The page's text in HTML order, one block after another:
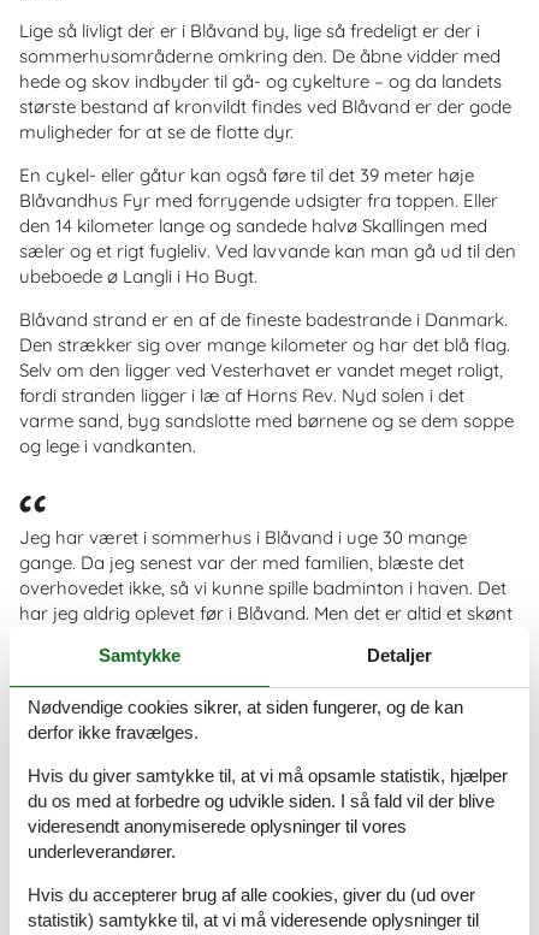
Lige så livligt der er i Blåvand by, lige så fredeligt er der i
sommerhusområderne omkring den. De åbne vidder med
hede og skov indbyder til gå- og cykelture – og da landets
største bestand af kronvildt findes ved Blåvand er der gode
muligheder for at se de flotte dyr.
En cykel- eller gåtur kan også føre til det 39 meter høje
Blåvandhus Fyr med forrygende udsigter fra toppen. Eller
den 14 kilometer lange og sandede halvø Skallingen med
sæler og et rigt fugleliv. Ved lavvande kan man gå ud til den
ubeboede ø Langli i Ho Bugt.
Blåvand strand er en af de fineste badestrande i Danmark.
Den strækker sig over mange kilometer og har det blå flag.
Selv om den ligger ved Vesterhavet er vandet meget roligt,
fordi stranden ligger i læ af Horns Rev. Nyd solen i det
varme sand, byg sandslotte med børnene og se dem soppe
og lege i vandkanten.
Jeg har været i sommerhus i Blåvand i uge 30 mange
gange. Da jeg senest var der med familien, blæste det
overhovedet ikke, så vi kunne spille badminton i haven. Det
har jeg aldrig oplevet før i Blåvand. Men det er altid et skønt
Blåvand centrum havde en flot samling butikker med noget
Book dit sommerhus i Blåvand i uge 30 her
Du finder nemt et sommerhus i Blåvand i uge 30 på
og kan derfor nemt få et overblik over alle de sommerhuse i
Blåvand, som er ledige i uge 30.
Samtykke Detaljer
Nødvendige cookies sikrer, at siden fungerer, og de kan
derfor ikke fravælges.
Hvis du giver samtykke til, at vi må opsamle statistik, hjælper
du os med at forbedre og udvikle siden. I så fald vil der blive
videresendt anonymiserede oplysninger til vores
underleverandører.
Hvis du accepterer brug af alle cookies, giver du (ud over
statistik) samtykke til, at vi må videresende oplysninger til